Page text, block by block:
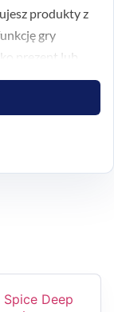
produkty z
gry
prezent lub
konkretne
Panther. To
Ci na
prostego